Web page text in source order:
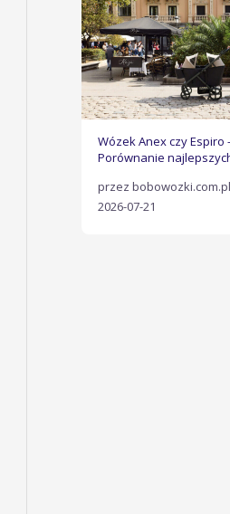
Wózek Anex czy Espiro
Porównanie
przez bobowozki.com.pl
2026-07-21